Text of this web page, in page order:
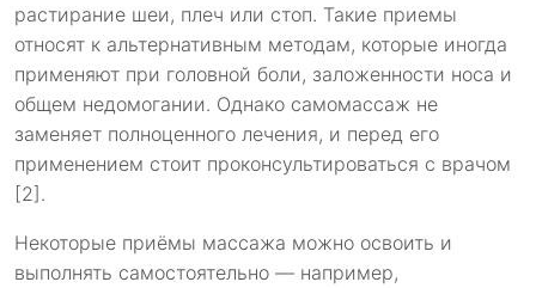
растирание шеи, плеч или стоп. Такие приемы
относят к альтернативным методам, которые иногда
применяют при головной боли, заложенности носа и
общем недомогании. Однако самомассаж не
заменяет полноценного лечения, и перед его
применением стоит проконсультироваться с врачом
[2].
Некоторые приёмы массажа можно освоить и
выполнять самостоятельно — например,